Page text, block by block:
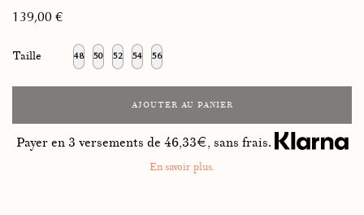
139,00 €
Taille 48 50 52 54 56
AJOUTER AU PANIER
Payer en 3 versements de 46,33€, sans frais.
En savoir plus.